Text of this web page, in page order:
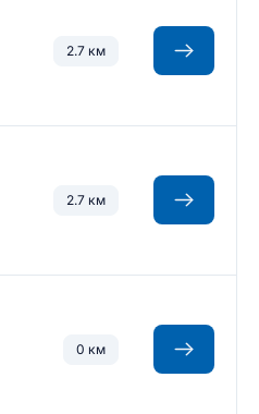
2.7 км
2.7 км
0 км